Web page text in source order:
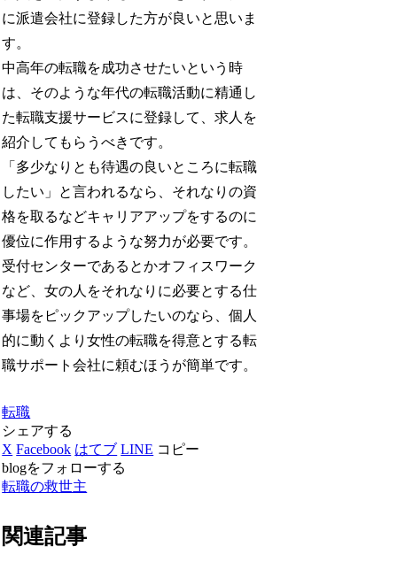
に派遣会社に登録した方が良いと思いま
す。
中高年の転職を成功させたいという時
は、そのような年代の転職活動に精通し
た転職支援サービスに登録して、求人を
紹介してもらうべきです。
「多少なりとも待遇の良いところに転職
したい」と言われるなら、それなりの資
格を取るなどキャリアアップをするのに
優位に作用するような努力が必要です。
受付センターであるとかオフィスワーク
など、女の人をそれなりに必要とする仕
事場をピックアップしたいのなら、個人
的に動くより女性の転職を得意とする転
職サポート会社に頼むほうが簡単です。
転職
シェアする
X Facebook はてブ LINE コピー
blogをフォローする
転職の救世主
関連記事